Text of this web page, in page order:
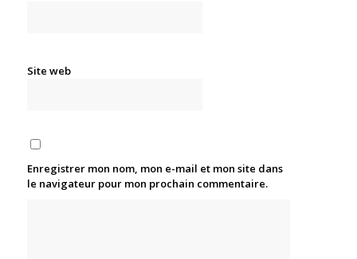
Site web
Enregistrer mon nom, mon e-mail et mon site dans
le navigateur pour mon prochain commentaire.